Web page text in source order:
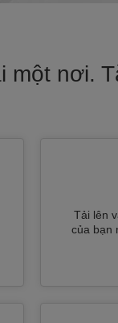
một nơi.
Tải lên
của bạn